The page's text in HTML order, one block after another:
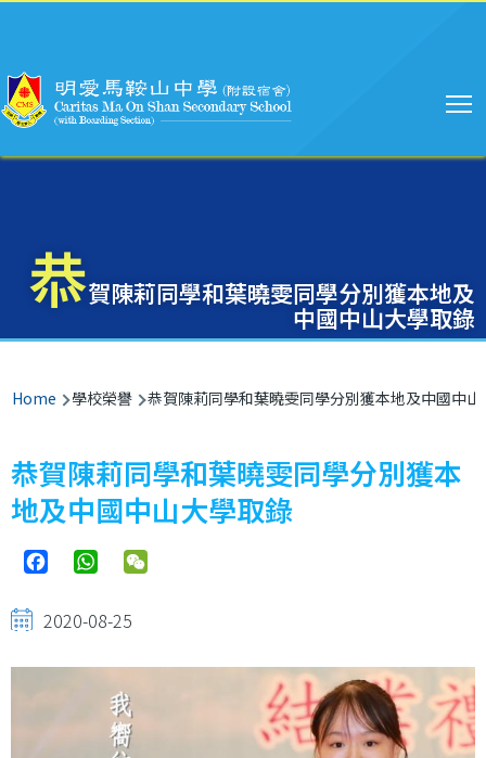
恭賀陳莉同學和葉曉雯同學分別獲本地及
中國中山大學取錄
Breadcrumb
Home 學校榮譽 恭賀陳莉同學和葉曉雯同學分別獲本地及中國中山
恭賀陳莉同學和葉曉雯同學分別獲本
地及中國中山大學取錄
FacebookWhatsApp
2020-08-25